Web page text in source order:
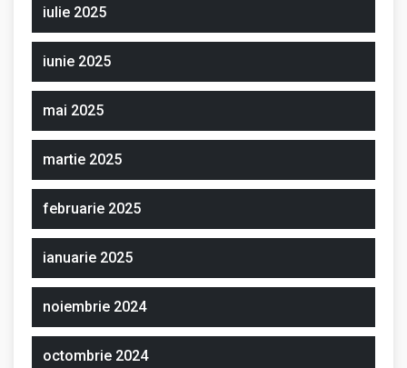
iulie 2025
iunie 2025
mai 2025
martie 2025
februarie 2025
ianuarie 2025
noiembrie 2024
octombrie 2024